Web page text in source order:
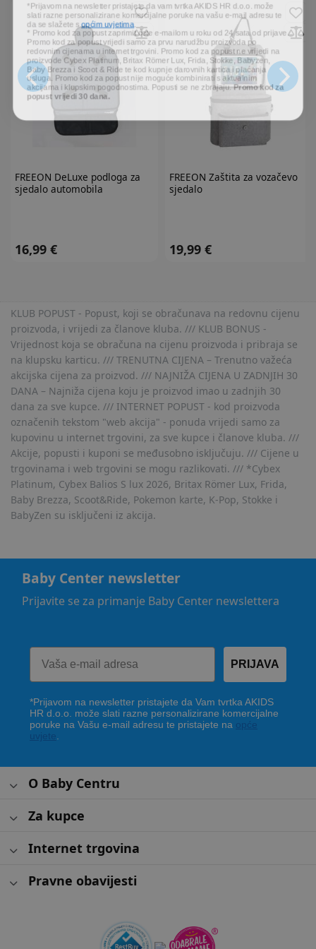
FREEON DeLuxe podloga za
sjedalo automobila
16,99 €
FREEON Zaštita za vozačevo
sjedalo
19,99 €
KLUB POPUST - Popust, koji se obračunava na redovnu cijenu
proizvoda, i vrijedi za članove kluba. /// KLUB BONUS -
Vrijednost koja se obračuna na cijenu proizvoda i pribraja se
na klupsku karticu. /// TRENUTNA CIJENA – Trenutno važeća
akcijska cijena za proizvod. /// NAJNIŽA CIJENA U ZADNJIH 30
DANA – Najniža cijena koju je proizvod imao u zadnjih 30
dana za sve kupce. /// INTERNET POPUST - kod proizvoda
označenih tekstom "web akcija" - ponuda vrijedi samo za
kupovinu u internet trgovini, za sve kupce i članove kluba. ///
Akcije, popusti i kuponi se međusobno isključuju. /// Cijene u
trgovinama i web trgovini se mogu razlikovati. /// *Cybex
Platinum, Cybex Balios S lux 2026, Britax Römer Lux, Frida,
Baby Brezza, Scoot&Ride, Pokemon karte, K-Pop, Stokke i
BabyZen su isključeni iz akcija.
Baby Center newsletter
Prijavite se za primanje Baby Center newslettera
PRIJAVA
*Prijavom na newsletter pristajete da Vam tvrtka AKIDS
HR d.o.o. može slati razne personalizirane komercijalne
poruke na Vašu e-mail adresu te pristajete na
.
O Baby Centru
Za kupce
Internet trgovina
Pravne obavijesti
slati razne personalizirane komercijalne poruke na vašu e-mail adresu te
da se slažete sopćim uvjetima.
* Promo kod za popust zaprimit ćete e-mailom u roku od 24 sata od prijave.
Promo kod za popust vrijedi samo za prvu narudžbu proizvoda po
redovnim cijenama u internet trgovini. Promo kod za popust ne vrijedi na
proizvode Cybex Platinum, Britax Römer Lux, Frida, Stokke, Babyzen,
Baby Brezza i Scoot & Ride te kod kupnje darovnih kartica i plaćanja
usluga. Promo kod za popust nije moguće kombinirati s aktualnim
akcijama i klupskim pogodnostima. Popusti se ne zbrajaju.Promo kod za
popust vrijedi 30 dana.